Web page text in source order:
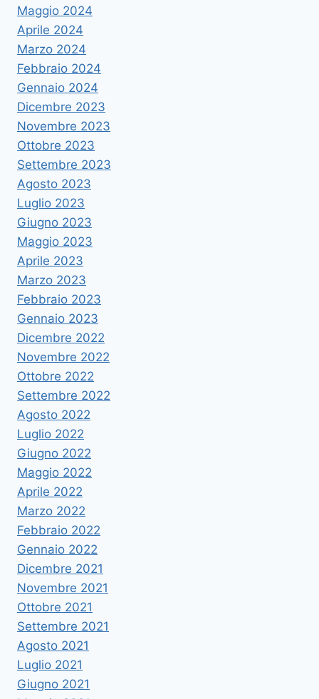
Maggio 2024
Aprile 2024
Marzo 2024
Febbraio 2024
Gennaio 2024
Dicembre 2023
Novembre 2023
Ottobre 2023
Settembre 2023
Agosto 2023
Luglio 2023
Giugno 2023
Maggio 2023
Aprile 2023
Marzo 2023
Febbraio 2023
Gennaio 2023
Dicembre 2022
Novembre 2022
Ottobre 2022
Settembre 2022
Agosto 2022
Luglio 2022
Giugno 2022
Maggio 2022
Aprile 2022
Marzo 2022
Febbraio 2022
Gennaio 2022
Dicembre 2021
Novembre 2021
Ottobre 2021
Settembre 2021
Agosto 2021
Luglio 2021
Giugno 2021